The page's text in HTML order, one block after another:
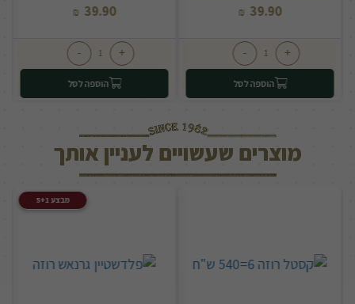
39.90
₪
+
-
הוספה לסל
39.90
₪
+
-
הוספה לסל
מוצרים שעשויים לעניין אותך
מבצע 5+1